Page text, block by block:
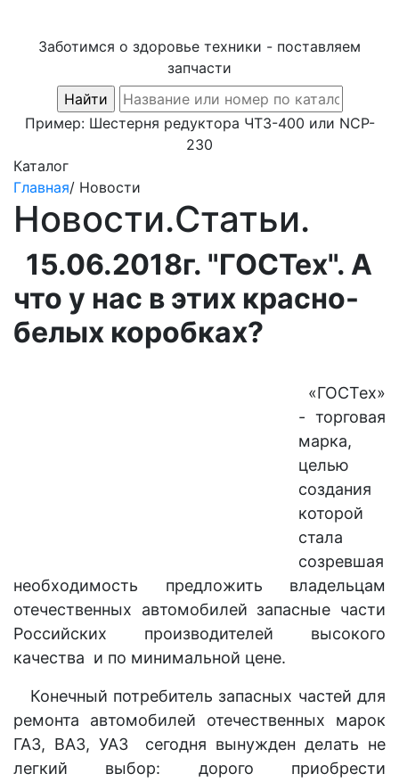
Заботимся о здоровье техники - поставляем
запчасти
Пример: Шестерня редуктора ЧТЗ-400 или NCP-
230
Каталог
Главная/ Новости
Новости.Статьи.
15.06.2018г. "ГОСТех". А
что у нас в этих красно-
белых коробках?
«ГОСТех»
- торговая
марка,
целью
создания
которой
стала
созревшая
необходимость предложить владельцам
отечественных автомобилей запасные части
Российских производителей высокого
качества и по минимальной цене.
Конечный потребитель запасных частей для
ремонта автомобилей отечественных марок
ГАЗ, ВАЗ, УАЗ сегодня вынужден делать не
легкий выбор: дорого приобрести